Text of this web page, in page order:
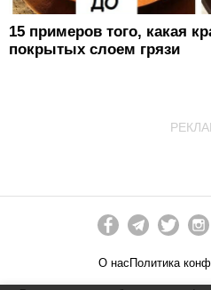
15 примеров того, какая
покрытых слоем грязи
О насПолитика